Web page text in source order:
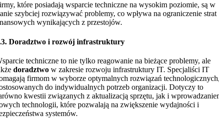
które posiadają wsparcie techniczne na wysokim poziomie, są w
szybciej rozwiązywać problemy, co wpływa na ograniczenie strat
wynikających z przestojów.
Doradztwo i rozwój infrastruktury
techniczne to nie tylko reagowanie na bieżące problemy, ale
doradztwo w zakresie rozwoju infrastruktury IT. Specjaliści IT
firmom w wyborze optymalnych rozwiązań
do indywidualnych potrzeb organizacji. Dotyczy to
kwestii związanych z aktualizacją sprzętu, jak i
technologii, które pozwalają na zwiększenie wydajności i
systemów.